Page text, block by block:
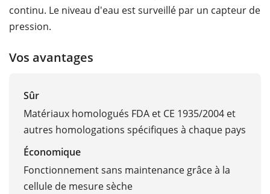
continu. Le niveau d'eau est surveillé par un capteur de
pression.
Vos avantages
Sûr
Matériaux homologués FDA et CE 1935/2004 et
autres homologations spécifiques à chaque pays
Économique
Fonctionnement sans maintenance grâce à la
cellule de mesure sèche